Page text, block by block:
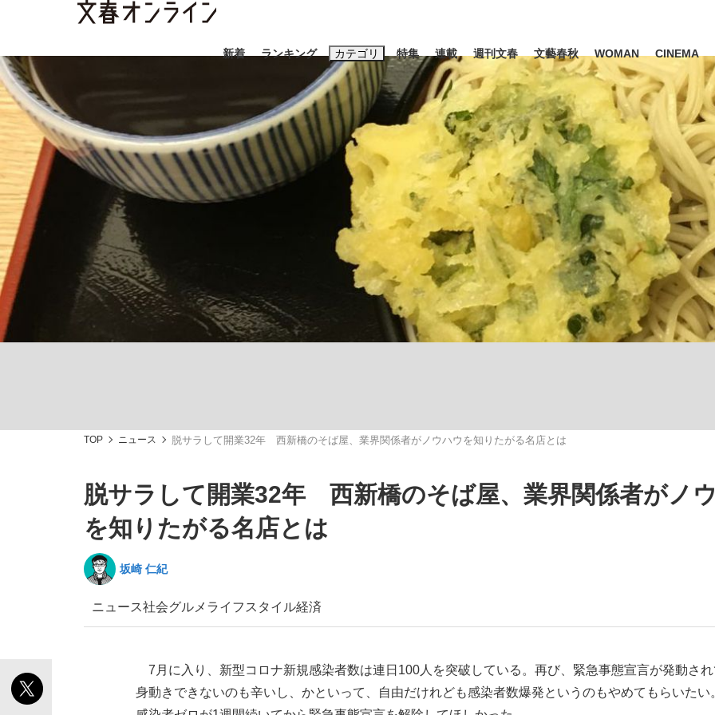
新着 ランキング カテゴリ
ニュース エンタメ ライフ ビジネス
「90%は失敗する。でも…」本田圭佑が初めて明かした日本代表監督に... 「最悪の空気のまま解散
「敗因分析は一切聞かれなかった」侍ジャパン選手が証言した“NPB聞... 「クマが悪者扱いされてい
「目標達成できなかったからと言って…」サッカー日本代表・森保一監督...
特集
終戦から81年
観る将棋、
キングの誕生を、目撃せよ。
the Style
もっと見る
連載 週刊文春 文藝春秋 WOMAN CINEMA
キーワード入力
おすすめのキーワードタグ一覧
#三山凌輝 #高市早苗 #後藤真希 #森岡毅 #城彰二 #内田有紀
#亀和田武
TOP ニュース 脱サラして開業32年 西新橋のそば屋、業界関係者がノウハウを知りたがる名店とは
脱サラして開業32年 西新橋のそば屋、業界関係者がノ
を知りたがる名店とは
坂崎 仁紀
ニュース社会グルメ ライフスタイル経済
7月に入り、新型コロナ新規感染者数は連日100人を突破している。再び、緊急事態宣言が発動され
身動きできないのも辛いし、かといって、自由だけれども感染者数爆発というのもやめてもらいたい